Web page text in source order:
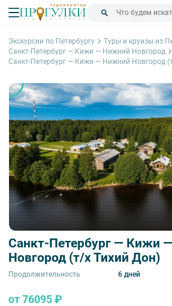
Экскурсии по Петербургу Туры и круизы из
Санкт-Петербург — Кижи — Нижний Новгород
Санкт-Петербург — Кижи — Нижний Новгород
Санкт-Петербург — Кижи
Новгород (т/х Тихий Дон)
Продолжительность 6 дней
от 76095 ₽